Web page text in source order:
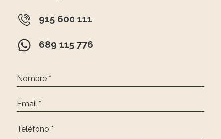
915 600 111
689 115 776
Nombre *
Email *
Teléfono *